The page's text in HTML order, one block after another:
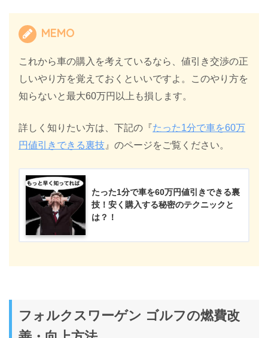
MEMO
これから車の購入を考えているなら、値引き交渉の正
しいやり方を覚えておくといいですよ。このやり方を
知らないと最大60万円以上も損します。
詳しく知りたい方は、下記の『たった1分で車を60万
円値引きできる裏技 』のページをご覧ください。
たった1分で車を60万円値引きできる裏
技！安く購入する秘密のテクニックと
は？！
フォルクスワーゲン ゴルフの燃費改